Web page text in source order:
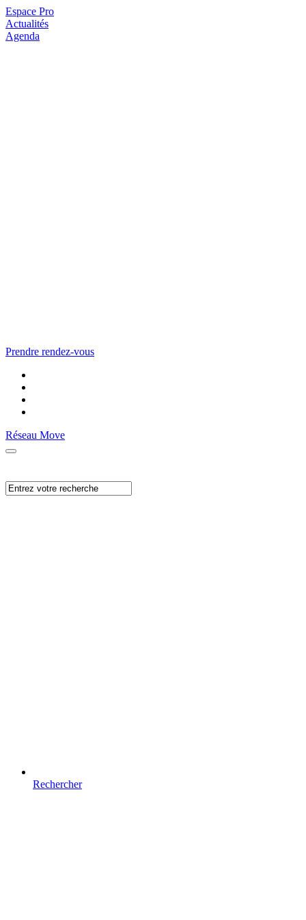
Espace Pro
Actualités
Agenda
Prendre rendez-vous
Réseau Move
Rechercher